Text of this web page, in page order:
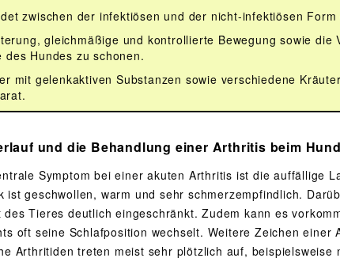
zwischen der infektiösen und der nicht-infektiösen
gleichmäßige und kontrollierte Bewegung sowie die
des Hundes zu schonen.
mit gelenkaktiven Substanzen sowie verschiedene
und die Behandlung einer Arthritis beim Hund
Symptom bei einer akuten Arthritis ist die auffällige
ist geschwollen, warm und sehr schmerzempfindlich.
des Tieres deutlich eingeschränkt. Zudem kann es
oft seine Schlafposition wechselt. Weitere Zeichen einer
Arthritiden treten meist sehr plötzlich auf, beispielsweise